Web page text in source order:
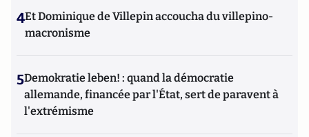
4Et Dominique de Villepin accoucha du villepino-
macronisme
5Demokratie leben! : quand la démocratie
allemande, financée par l'État, sert de paravent à
l'extrémisme